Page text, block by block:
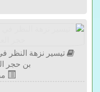
تيسير نزهة النظر
بن حجر